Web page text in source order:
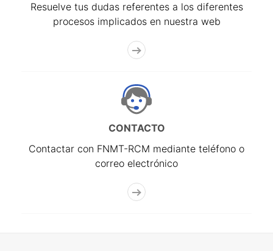
Resuelve tus dudas referentes a los diferentes
procesos implicados en nuestra web
CONTACTO
Contactar con FNMT-RCM mediante teléfono o
correo electrónico